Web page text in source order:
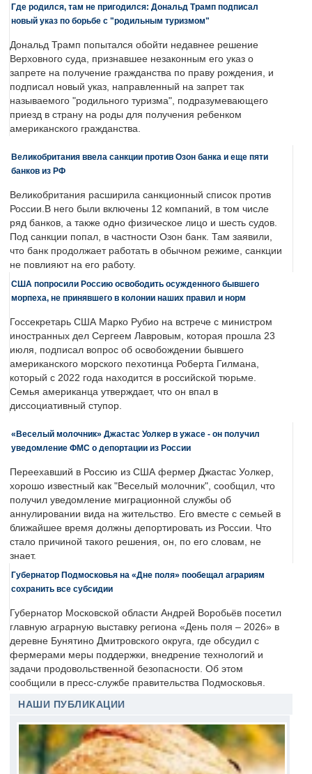
Где родился, там не пригодился: Дональд Трамп подписал
новый указ по борьбе с "родильным туризмом"
Дональд Трамп попытался обойти недавнее решение
Верховного суда, признавшее незаконным его указ о
запрете на получение гражданства по праву рождения, и
подписал новый указ, направленный на запрет так
называемого "родильного туризма", подразумевающего
приезд в страну на роды для получения ребенком
американского гражданства.
Великобритания ввела санкции против Озон банка и еще пяти
банков из РФ
Великобритания расширила санкционный список против
России.В него были включены 12 компаний, в том числе
ряд банков, а также одно физическое лицо и шесть судов.
Под санкции попал, в частности Озон банк. Там заявили,
что банк продолжает работать в обычном режиме, санкции
не повлияют на его работу.
США попросили Россию освободить осужденного бывшего
морпеха, не принявшего в колонии наших правил и норм
Госсекретарь США Марко Рубио на встрече с министром
иностранных дел Сергеем Лавровым, которая прошла 23
июля, подписал вопрос об освобождении бывшего
американского морского пехотинца Роберта Гилмана,
который с 2022 года находится в российской тюрьме.
Семья американца утверждает, что он впал в
диссоциативный ступор.
«Веселый молочник» Джастас Уолкер в ужасе - он получил
уведомление ФМС о депортации из России
Переехавший в Россию из США фермер Джастас Уолкер,
хорошо известный как "Веселый молочник", сообщил, что
получил уведомление миграционной службы об
аннулировании вида на жительство. Его вместе с семьей в
ближайшее время должны депортировать из России. Что
стало причиной такого решения, он, по его словам, не
знает.
Губернатор Подмосковья на «Дне поля» пообещал аграриям
сохранить все субсидии
Губернатор Московской области Андрей Воробьёв посетил
главную аграрную выставку региона «День поля – 2026» в
деревне Бунятино Дмитровского округа, где обсудил с
фермерами меры поддержки, внедрение технологий и
задачи продовольственной безопасности. Об этом
сообщили в пресс-службе правительства Подмосковья.
НАШИ ПУБЛИКАЦИИ